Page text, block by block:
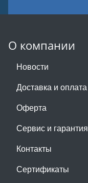
О компании
Новости
Доставка и оплата
Оферта
Сервис и гарантия
Контакты
Сертификаты